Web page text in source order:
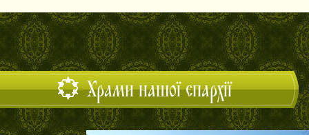
Храми нашої єпархії